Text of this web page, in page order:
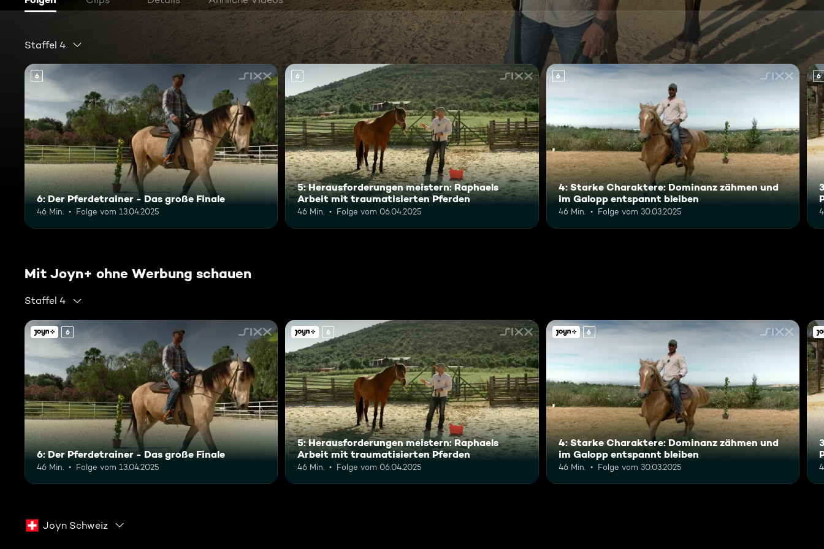
Staffel 4
6
6: Der Pferdetrainer - Das große Finale
46 Min. Folge vom 13.04.2025
6
5: Herausforderungen meistern: Raphaels
Arbeit mit traumatisierten Pferden
46 Min. Folge vom 06.04.2025
6
4: Starke Charaktere: Dominanz zähmen und
im Galopp entspannt bleiben
46 Min. Folge vom 30.03.2025
6
Mit Joyn+ ohne Werbung schauen
Staffel 4
6
6: Der Pferdetrainer - Das große Finale
46 Min. Folge vom 13.04.2025
6
5: Herausforderungen meistern: Raphaels
Arbeit mit traumatisierten Pferden
46 Min. Folge vom 06.04.2025
6
4: Starke Charaktere: Dominanz zähmen und
im Galopp entspannt bleiben
46 Min. Folge vom 30.03.2025
Joyn Schweiz